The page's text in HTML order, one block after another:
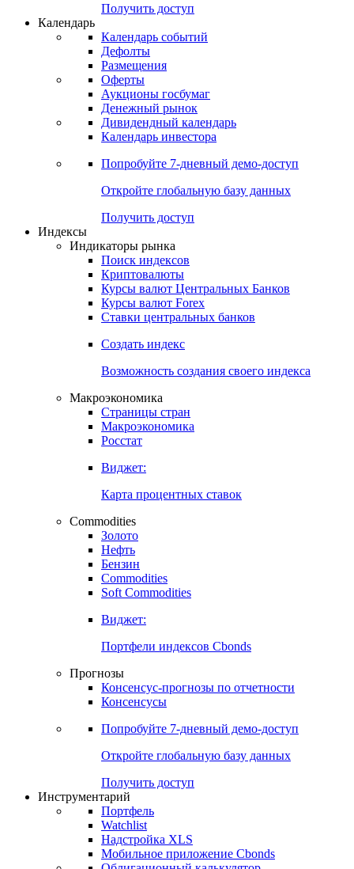
Получить доступ
Календарь
Календарь событий
Дефолты
Размещения
Оферты
Аукционы госбумаг
Денежный рынок
Дивидендный календарь
Календарь инвестора
Попробуйте 7-дневный демо-доступ
Откройте глобальную базу данных
Получить доступ
Индексы
Индикаторы рынка
Поиск индексов
Криптовалюты
Курсы валют Центральных Банков
Курсы валют Forex
Ставки центральных банков
Создать индекс
Возможность создания своего индекса
Макроэкономика
Страницы стран
Макроэкономика
Росстат
Виджет:
Карта процентных ставок
Commodities
Золото
Нефть
Бензин
Commodities
Soft Commodities
Виджет:
Портфели индексов Cbonds
Прогнозы
Консенсус-прогнозы по отчетности
Консенсусы
Попробуйте 7-дневный демо-доступ
Откройте глобальную базу данных
Получить доступ
Инструментарий
Портфель
Watchlist
Надстройка XLS
Мобильное приложение Cbonds